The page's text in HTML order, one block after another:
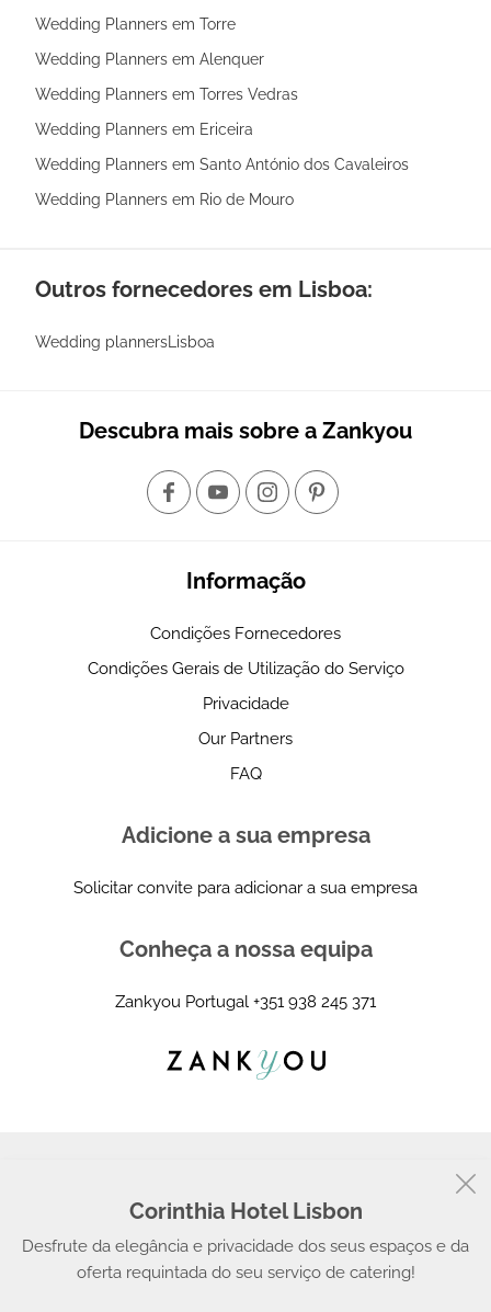
Corinthia Hotel Lisbon
Desfrute da elegância e privacidade dos seus espaços e da
oferta requintada do seu serviço de catering!
Wedding Planners em Torre
Wedding Planners em Alenquer
Wedding Planners em Torres Vedras
Wedding Planners em Ericeira
Wedding Planners em Santo António dos Cavaleiros
Wedding Planners em Rio de Mouro
Outros fornecedores em Lisboa:
Wedding plannersLisboa
Descubra mais sobre a Zankyou
Informação
Condições Fornecedores
Condições Gerais de Utilização do Serviço
Privacidade
Our Partners
FAQ
Adicione a sua empresa
Solicitar convite para adicionar a sua empresa
Conheça a nossa equipa
Zankyou Portugal +351 938 245 371
© 2008 - 2026, Zankyou